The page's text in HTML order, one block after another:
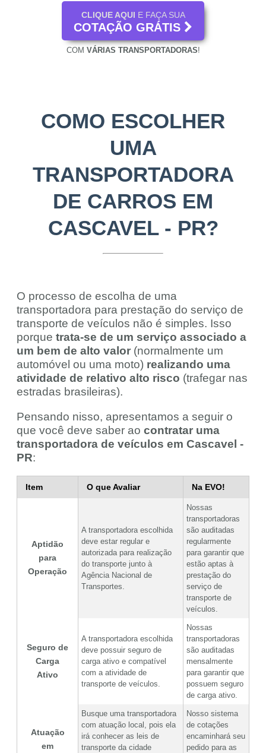
CLIQUE AQUI E FAÇA SUA
COTAÇÃO GRÁTIS
COM VÁRIAS TRANSPORTADORAS!
COMO ESCOLHER
UMA
TRANSPORTADORA
DE CARROS EM
CASCAVEL - PR?
O processo de escolha de uma
transportadora para prestação do serviço de
transporte de veículos não é simples. Isso
porque trata-se de um serviço associado a
um bem de alto valor (normalmente um
automóvel ou uma moto) realizando uma
atividade de relativo alto risco (trafegar nas
estradas brasileiras).
Pensando nisso, apresentamos a seguir o
que você deve saber ao contratar uma
transportadora de veículos em Cascavel -
PR:
Item O que Avaliar Na EVO!
Aptidão
para
Operação
A transportadora escolhida
deve estar regular e
autorizada para realização
do transporte junto à
Agência Nacional de
Transportes.
Nossas
transportadoras
são auditadas
regularmente
para garantir que
estão aptas à
prestação do
serviço de
transporte de
veículos.
Seguro de
Carga
Ativo
A transportadora escolhida
deve possuir seguro de
carga ativo e compatível
com a atividade de
transporte de veículos.
Nossas
transportadoras
são auditadas
mensalmente
para garantir que
possuem seguro
de carga ativo.
Atuação
em
Busque uma transportadora
com atuação local, pois ela
irá conhecer as leis de
transporte da cidade
Nosso sistema
de cotações
encaminhará seu
pedido para as